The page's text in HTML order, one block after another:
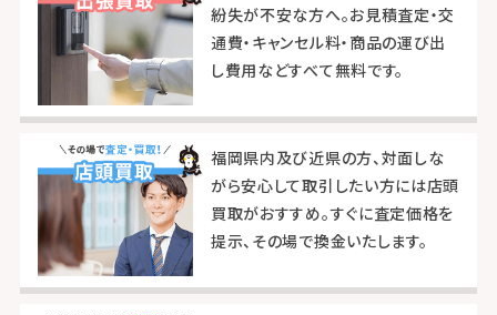
紛失が不安な方へ。お見積査定・交
通費・キャンセル料・商品の運び出
し費用などすべて無料です。
福岡県内及び近県の方、対面しな
がら安心して取引したい方には店頭
買取がおすすめ。すぐに査定価格を
提示、その場で換金いたします。